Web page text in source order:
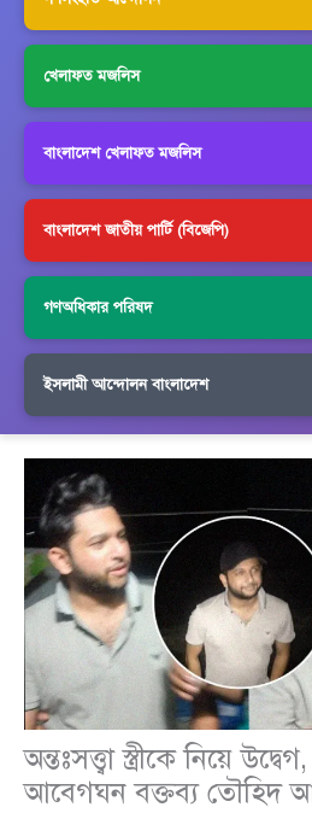
খেলাফত মজলিস
বাংলাদেশ খেলাফত মজলিস
বাংলাদেশ জাতীয় পার্টি (বিজেপি)
গণঅধিকার পরিষদ
ইসলামী আন্দোলন বাংলাদেশ
অন্তঃসত্ত্বা স্ত্রীকে নিয়ে
আবেগঘন বক্তব্য তৌহিদ